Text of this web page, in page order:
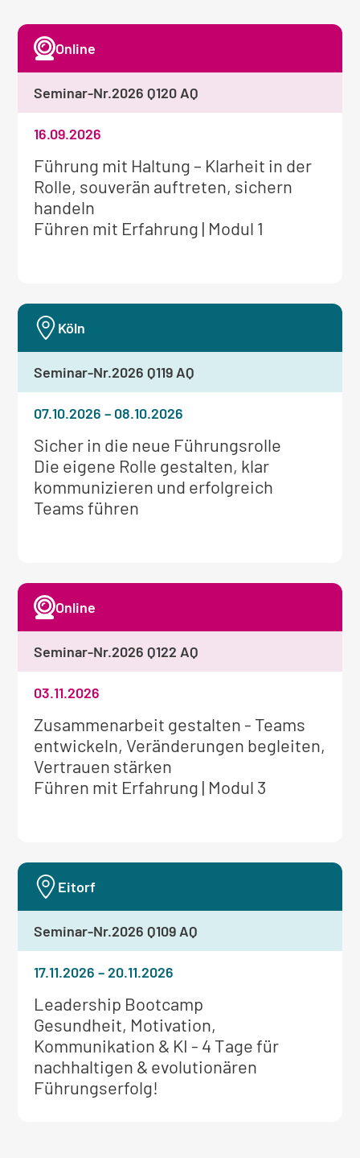
Weitere
Informationen
zum
Seminar:
Führung mit Haltung – Klarheit in der
Rolle, souverän auftreten, sichern
handeln
Führen mit Erfahrung | Modul 1
16.09.2026
Online
Seminar-Nr.2026 Q120 AQ
Weitere
Informationen
zum
Seminar:
Sicher in die neue Führungsrolle
Die eigene Rolle gestalten, klar
kommunizieren und erfolgreich
Teams führen
07.10.2026– 08.10.2026
Köln
Seminar-Nr.2026 Q119 AQ
Weitere
Informationen
zum
Seminar:
Zusammenarbeit gestalten - Teams
entwickeln, Veränderungen begleiten,
Vertrauen stärken
Führen mit Erfahrung | Modul 3
03.11.2026
Online
Seminar-Nr.2026 Q122 AQ
Weitere
Informationen
zum
Seminar:
Leadership Bootcamp
Gesundheit, Motivation,
Kommunikation & KI - 4 Tage für
nachhaltigen & evolutionären
Führungserfolg!
17.11.2026–20.11.2026
Eitorf
Seminar-Nr.2026 Q109 AQ